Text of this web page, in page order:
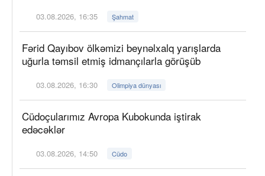
03.08.2026, 16:35 Şahmat
Fərid Qayıbov ölkəmizi beynəlxalq yarışlarda
uğurla təmsil etmiş idmançılarla görüşüb
03.08.2026, 16:30 Olimpiya dünyası
Cüdoçularımız Avropa Kubokunda iştirak
edəcəklər
03.08.2026, 14:50 Cüdo